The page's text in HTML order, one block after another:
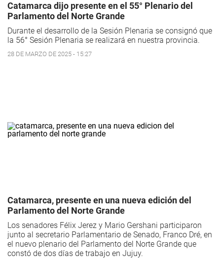
Catamarca dijo presente en el 55° Plenario del
Parlamento del Norte Grande
Durante el desarrollo de la Sesión Plenaria se consignó que
la 56° Sesión Plenaria se realizará en nuestra provincia.
28 DE MARZO DE 2025 - 15:27
Catamarca, presente en una nueva edición del
Parlamento del Norte Grande
Los senadores Félix Jerez y Mario Gershani participaron
junto al secretario Parlamentario de Senado, Franco Dré, en
el nuevo plenario del Parlamento del Norte Grande que
constó de dos días de trabajo en Jujuy.